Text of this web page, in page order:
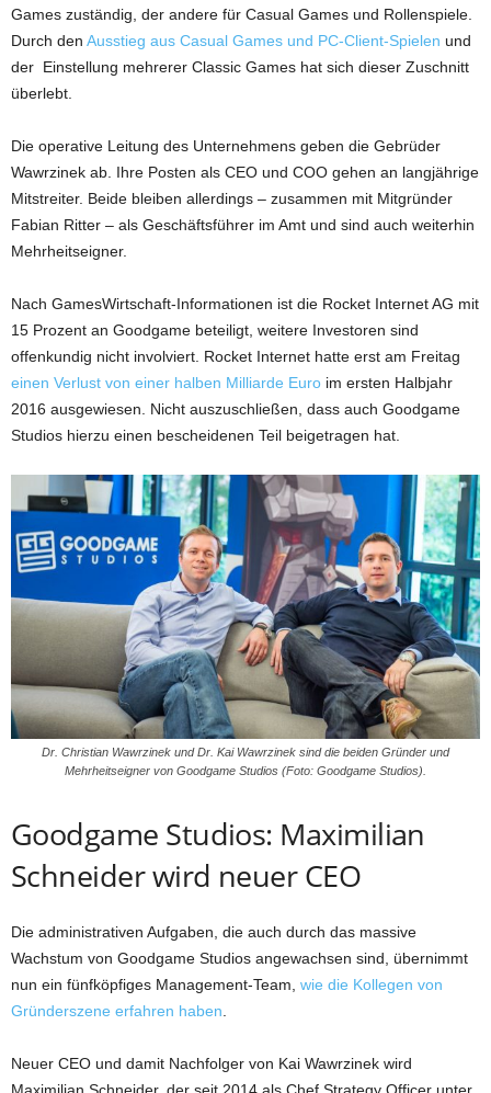
Games zuständig, der andere für Casual Games und Rollenspiele.
Durch den Ausstieg aus Casual Games und PC-Client-Spielen und
der Einstellung mehrerer Classic Games hat sich dieser Zuschnitt
überlebt.
Die operative Leitung des Unternehmens geben die Gebrüder
Wawrzinek ab. Ihre Posten als CEO und COO gehen an langjährige
Mitstreiter. Beide bleiben allerdings – zusammen mit Mitgründer
Fabian Ritter – als Geschäftsführer im Amt und sind auch weiterhin
Mehrheitseigner.
Nach GamesWirtschaft-Informationen ist die Rocket Internet AG mit
15 Prozent an Goodgame beteiligt, weitere Investoren sind
offenkundig nicht involviert. Rocket Internet hatte erst am Freitag
einen Verlust von einer halben Milliarde Euro im ersten Halbjahr
2016 ausgewiesen. Nicht auszuschließen, dass auch Goodgame
Studios hierzu einen bescheidenen Teil beigetragen hat.
Dr. Christian Wawrzinek und Dr. Kai Wawrzinek sind die beiden Gründer und
Mehrheitseigner von Goodgame Studios (Foto: Goodgame Studios).
Goodgame Studios: Maximilian
Schneider wird neuer CEO
Die administrativen Aufgaben, die auch durch das massive
Wachstum von Goodgame Studios angewachsen sind, übernimmt
nun ein fünfköpfiges Management-Team, wie die Kollegen von
Gründerszene erfahren haben
Neuer CEO und damit Nachfolger von Kai Wawrzinek wird